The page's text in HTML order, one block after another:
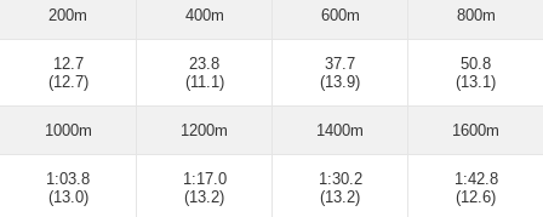
200m 400m 600m 800m
12.7
(12.7)
23.8
(11.1)
37.7
(13.9)
50.8
(13.1)
1000m 1200m 1400m 1600m
1:03.8
(13.0)
1:17.0
(13.2)
1:30.2
(13.2)
1:42.8
(12.6)